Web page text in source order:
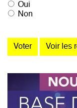
Oui
Non